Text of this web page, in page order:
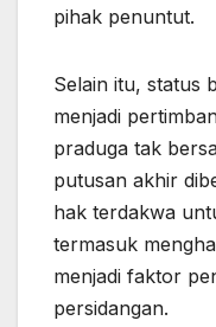
pihak penuntut.
Selain itu, status
menjadi
praduga tak
putusan akhir
hak terdakwa
termasuk
menjadi faktor
persidangan.